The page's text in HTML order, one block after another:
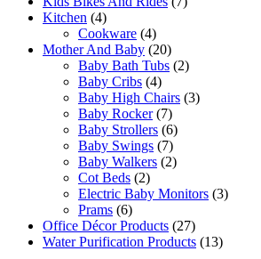
Kitchen (4)
Cookware (4)
Mother And Baby (20)
Baby Bath Tubs (2)
Baby Cribs (4)
Baby High Chairs (3)
Baby Rocker (7)
Baby Strollers (6)
Baby Swings (7)
Baby Walkers (2)
Cot Beds (2)
Electric Baby Monitors (3)
Prams (6)
Office Décor Products (27)
Water Purification Products (13)